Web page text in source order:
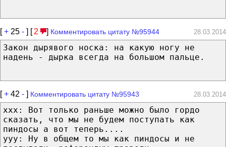
[+ 25 - ] [ 2 ] Комментировать цитату №95944 28.03.2014
Закон дырявого носка: на какую ногу не
надень - дырка всегда на большом пальце.
[+ 42 - ] Комментировать цитату №95943 28.03.2014
ххх: Вот только раньше можно было гордо
сказать, что мы не будем поступать как
пиндосы а вот теперь....
ууу: Ну в общем то мы как пиндосы и не